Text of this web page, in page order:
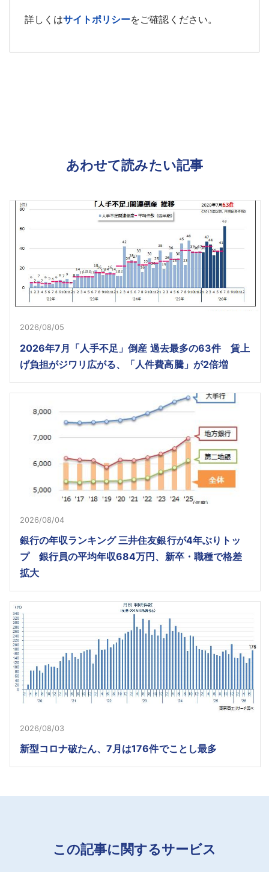
詳しくはサイトポリシーをご確認ください。
あわせて読みたい記事
2026/08/05
2026年7月「人手不足」倒産 過去最多の63件 賃上
げ負担がジワリ広がる、「人件費高騰」が2倍増
2026/08/04
銀行の年収ランキング 三井住友銀行が4年ぶりトッ
プ 銀行員の平均年収684万円、新卒・職種で格差
拡大
2026/08/03
新型コロナ破たん、7月は176件でことし最多
この記事に関するサービス